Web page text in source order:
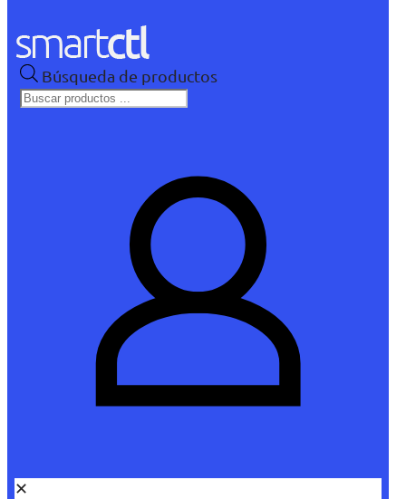
Búsqueda de productos
✕